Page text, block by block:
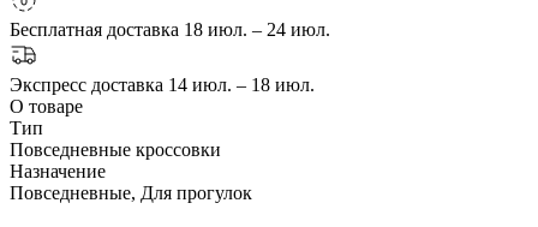
Бесплатная доставка 18 июл. – 24 июл.
Экспресс доставка 14 июл. – 18 июл.
О товаре
Тип
Повседневные кроссовки
Назначение
Повседневные, Для прогулок